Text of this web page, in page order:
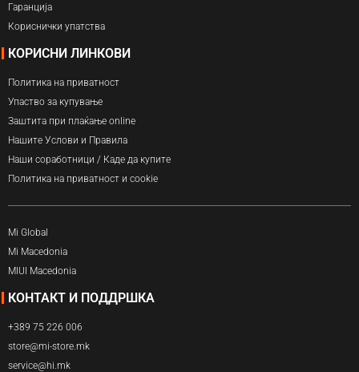
Гаранција
Кориснички упатства
КОРИСНИ ЛИНКОВИ
Политика на приватност
Упаство за купување
Заштита при плаќање online
Нашите Услови и Правила
Наши соработници / Каде да купите
Политика на приватност и cookie
Mi Global
Mi Macedonia
MIUI Macedonia
КОНТАКТ И ПОДДРШКА
+389 75 226 006
store@mi-store.mk
service@hi.mk